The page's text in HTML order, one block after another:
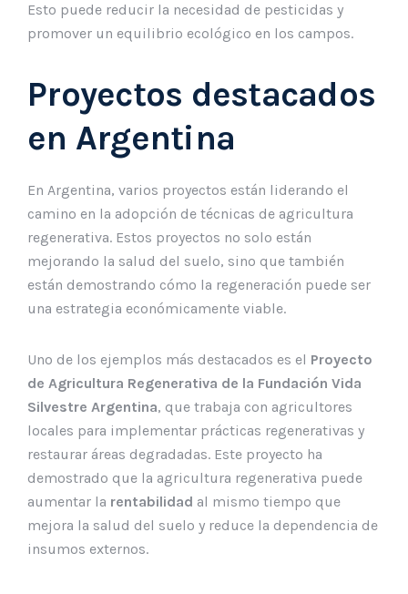
Esto puede reducir la necesidad de pesticidas y
promover un equilibrio ecológico en los campos.
Proyectos destacados
en Argentina
En Argentina, varios proyectos están liderando el
camino en la adopción de técnicas de agricultura
regenerativa. Estos proyectos no solo están
mejorando la salud del suelo, sino que también
están demostrando cómo la regeneración puede ser
una estrategia económicamente viable.
Uno de los ejemplos más destacados es el Proyecto
de Agricultura Regenerativa de la Fundación Vida
Silvestre Argentina, que trabaja con agricultores
locales para implementar prácticas regenerativas y
restaurar áreas degradadas. Este proyecto ha
demostrado que la agricultura regenerativa puede
aumentar la rentabilidad al mismo tiempo que
mejora la salud del suelo y reduce la dependencia de
insumos externos.